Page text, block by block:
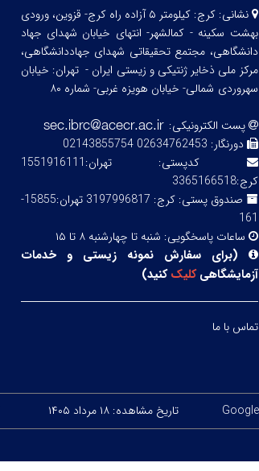
نشانی:
کرج: کیلومتر ۵ آزاده راه کرج- قزوین، ورودی
بهشت سکینه - کمالشهر- انتهای خیابان شهدای جهاد
دانشگاهی، مجتمع تحقیقاتی شهدای جهاددانشگاهی،
مرکز ملی ذخایر ژنتیکی و زیستی ایران - تهران: خیابان
سهروردی شمالی- خیابان هویزه غربی- شماره ۸۰
پست الکترونیکی:
دورنگار: 02634762453 02143855754
کدپستی:
تهران:1551916111
کرج:3365166518
صندوق پستی:
کرج: 3197996817 تهران:15855-
161
ساعات پاسخگویی: شنبه تا چهارشنبه ۸ تا ۱۵
(برای سفارش نمونه زیستی و خدمات
آزمایشگاهیکلیککنید)
تماس با ما
تاریخ مشاهده: ۱۸ مرداد ۱۴۰۵